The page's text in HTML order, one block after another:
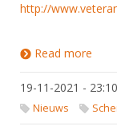
http://
Read more
19-11-2021 - 23:10
Nieuws